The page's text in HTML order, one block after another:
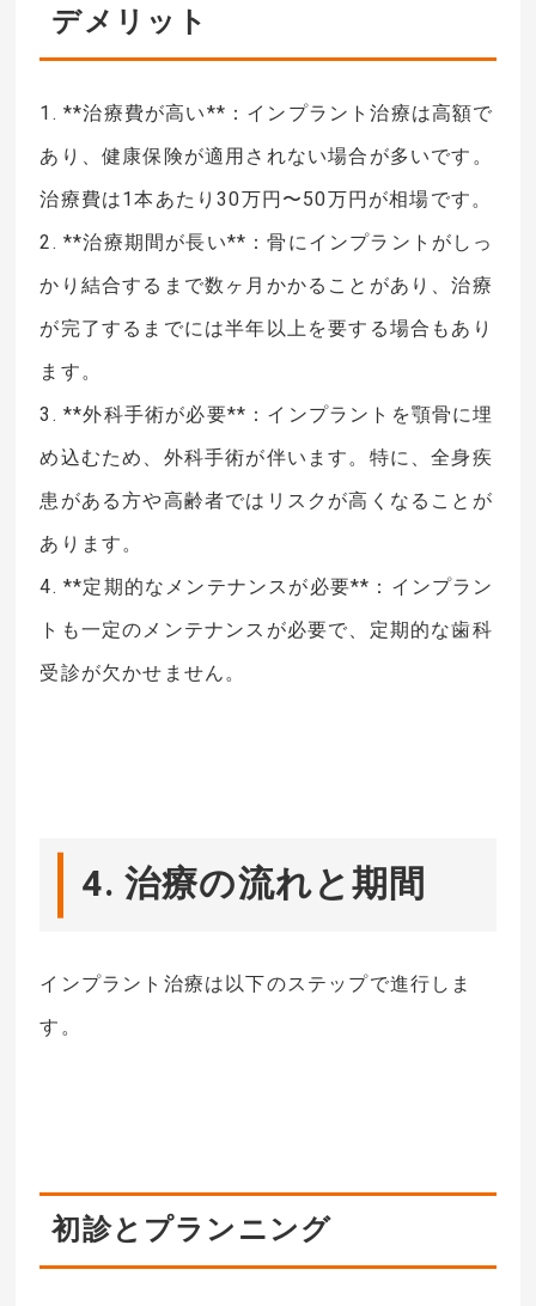
デメリット
1. **治療費が高い**：インプラント治療は高額で
あり、健康保険が適用されない場合が多いです。
治療費は1本あたり30万円〜50万円が相場です。
2. **治療期間が長い**：骨にインプラントがしっ
かり結合するまで数ヶ月かかることがあり、治療
が完了するまでには半年以上を要する場合もあり
ます。
3. **外科手術が必要**：インプラントを顎骨に埋
め込むため、外科手術が伴います。特に、全身疾
患がある方や高齢者ではリスクが高くなることが
あります。
4. **定期的なメンテナンスが必要**：インプラン
トも一定のメンテナンスが必要で、定期的な歯科
受診が欠かせません。
4. 治療の流れと期間
インプラント治療は以下のステップで進行しま
す。
初診とプランニング